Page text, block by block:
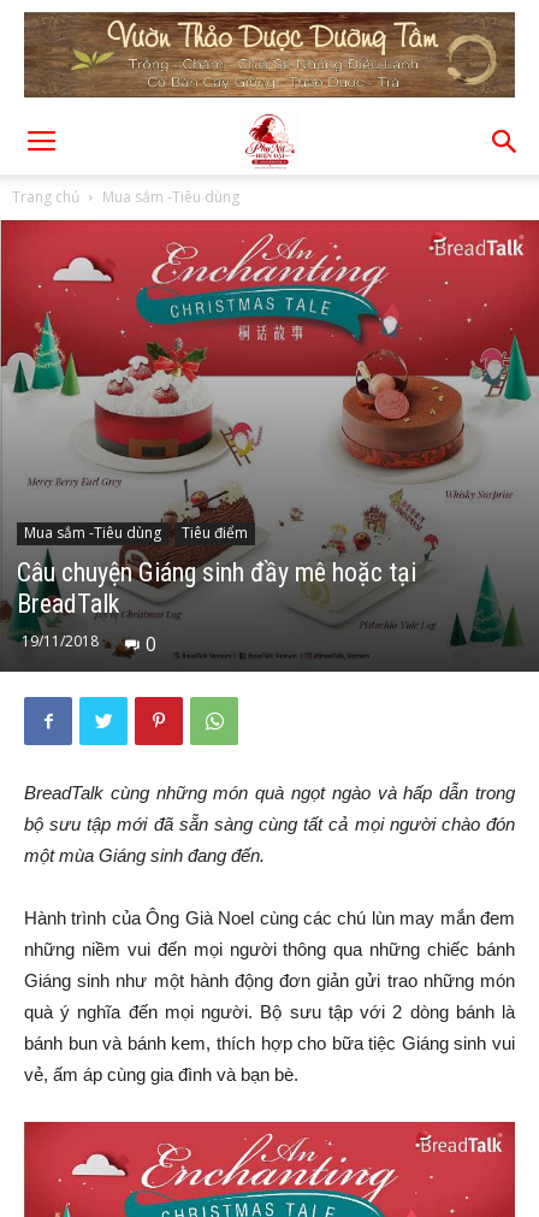
Trang chủ Mua sắm -Tiêu dùng
Mua sắm -Tiêu dùng Tiêu điểm
Câu chuyện Giáng sinh đầy mê hoặc tại
BreadTalk
19/11/2018 0
BreadTalk cùng những món quà ngọt ngào và hấp dẫn trong
bộ sưu tập mới đã sẵn sàng cùng tất cả mọi người chào đón
một mùa Giáng sinh đang đến.
Hành trình của Ông Già Noel cùng các chú lùn may mắn đem
những niềm vui đến mọi người thông qua những chiếc bánh
Giáng sinh như một hành động đơn giản gửi trao những món
quà ý nghĩa đến mọi người. Bộ sưu tập với 2 dòng bánh là
bánh bun và bánh kem, thích hợp cho bữa tiệc Giáng sinh vui
vẻ, ấm áp cùng gia đình và bạn bè.